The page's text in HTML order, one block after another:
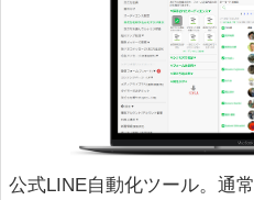
公式LINE自動化ツール。通常